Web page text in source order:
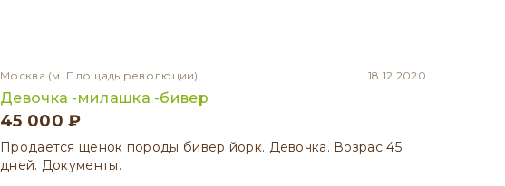
Москва (м. Площадь революции) 18.12.2020
Девочка -милашка -бивер
45 000 ₽
Продается щенок породы бивер йорк. Девочка. Возрас 45
дней. Документы.